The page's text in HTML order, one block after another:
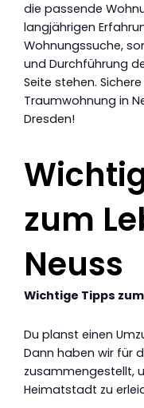
die passende
langjährigen
Wohnungssuche,
und Durchführung
Seite stehen.
Traumwohnung in
Dresden!
zum
Neuss
Wichtige Tipps
Du planst einen
Dann haben wir für
zusammengestellt,
Heimatstadt zu